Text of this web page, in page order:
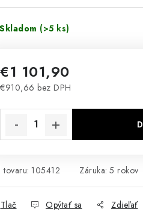
Skladom (>5 ks)
€1 101,90
€910,66 bez DPH
tovaru: 105412 Záruka: 5 rokov
Tlač Opýtať sa Zdieľať